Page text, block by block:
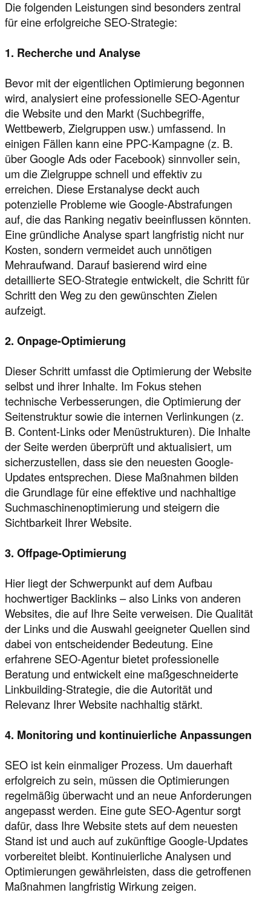
Die folgenden Leistungen sind besonders zentral
für eine erfolgreiche SEO-Strategie:
1. Recherche und Analyse
Bevor mit der eigentlichen Optimierung begonnen
wird, analysiert eine professionelle SEO-Agentur
die Website und den Markt (Suchbegriffe,
Wettbewerb, Zielgruppen usw.) umfassend. In
einigen Fällen kann eine PPC-Kampagne (z. B.
über Google Ads oder Facebook) sinnvoller sein,
um die Zielgruppe schnell und effektiv zu
erreichen. Diese Erstanalyse deckt auch
potenzielle Probleme wie Google-Abstrafungen
auf, die das Ranking negativ beeinflussen könnten.
Eine gründliche Analyse spart langfristig nicht nur
Kosten, sondern vermeidet auch unnötigen
Mehraufwand. Darauf basierend wird eine
detaillierte SEO-Strategie entwickelt, die Schritt für
Schritt den Weg zu den gewünschten Zielen
aufzeigt.
2. Onpage-Optimierung
Dieser Schritt umfasst die Optimierung der Website
selbst und ihrer Inhalte. Im Fokus stehen
technische Verbesserungen, die Optimierung der
Seitenstruktur sowie die internen Verlinkungen (z.
B. Content-Links oder Menüstrukturen). Die Inhalte
der Seite werden überprüft und aktualisiert, um
sicherzustellen, dass sie den neuesten Google-
Updates entsprechen. Diese Maßnahmen bilden
die Grundlage für eine effektive und nachhaltige
Suchmaschinenoptimierung und steigern die
Sichtbarkeit Ihrer Website.
3. Offpage-Optimierung
Hier liegt der Schwerpunkt auf dem Aufbau
hochwertiger Backlinks – also Links von anderen
Websites, die auf Ihre Seite verweisen. Die Qualität
der Links und die Auswahl geeigneter Quellen sind
dabei von entscheidender Bedeutung. Eine
erfahrene SEO-Agentur bietet professionelle
Beratung und entwickelt eine maßgeschneiderte
Linkbuilding-Strategie, die die Autorität und
Relevanz Ihrer Website nachhaltig stärkt.
4. Monitoring und kontinuierliche Anpassungen
SEO ist kein einmaliger Prozess. Um dauerhaft
erfolgreich zu sein, müssen die Optimierungen
regelmäßig überwacht und an neue Anforderungen
angepasst werden. Eine gute SEO-Agentur sorgt
dafür, dass Ihre Website stets auf dem neuesten
Stand ist und auch auf zukünftige Google-Updates
vorbereitet bleibt. Kontinuierliche Analysen und
Optimierungen gewährleisten, dass die getroffenen
Maßnahmen langfristig Wirkung zeigen.